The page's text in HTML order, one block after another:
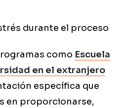
durante el proceso
como Escuela
en el extranjero
específica que
en proporcionarse,